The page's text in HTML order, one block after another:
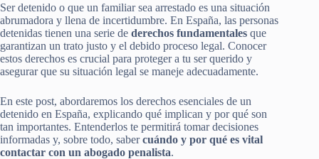
Ser detenido o que un familiar sea arrestado es una situación
abrumadora y llena de incertidumbre. En España, las personas
detenidas tienen una serie de derechos fundamentales que
garantizan un trato justo y el debido proceso legal. Conocer
estos derechos es crucial para proteger a tu ser querido y
asegurar que su situación legal se maneje adecuadamente.
En este post, abordaremos los derechos esenciales de un
detenido en España, explicando qué implican y por qué son
tan importantes. Entenderlos te permitirá tomar decisiones
informadas y, sobre todo, sabercuándo y por qué es vital
contactar con un abogado penalista.